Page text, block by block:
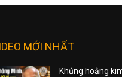
MỚI NHẤT
Khủng hoảng